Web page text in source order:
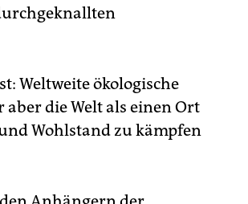
Weltweite ökologische
aber die Welt als einen Ort
Wohlstand zu kämpfen